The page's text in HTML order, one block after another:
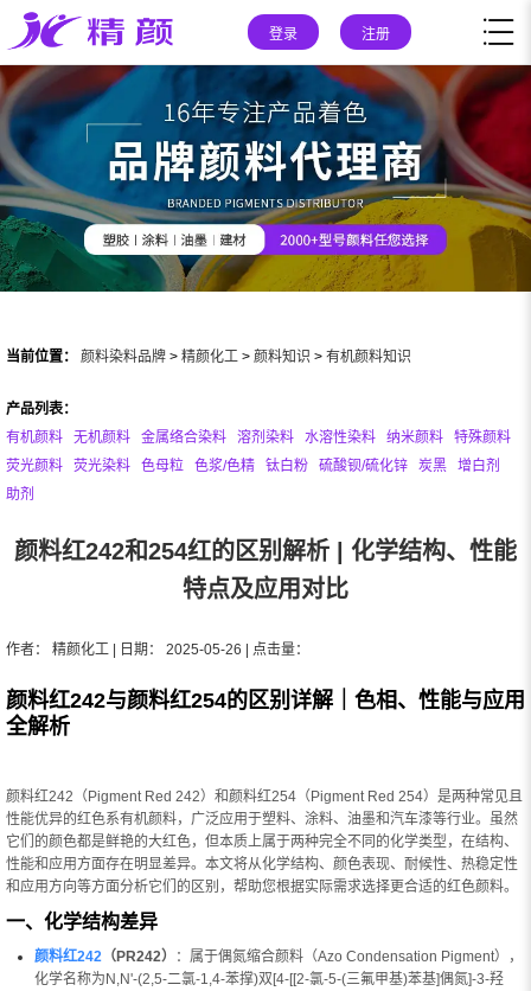
登录 注册
当前位置： 颜料染料品牌 > 精颜化工 > 颜料知识 > 有机颜料知识
产品列表：
有机颜料
无机颜料 金属络合染料 溶剂染料 水溶性染料 纳米颜料
特殊颜料
荧光颜料
荧光染料 色母粒 色浆/色精 钛白粉 硫酸钡/硫化锌 炭黑
增白剂
助剂
颜料红242和254红的区别解析 | 化学结构、性能
特点及应用对比
作者： 精颜化工 | 日期： 2025-05-26 | 点击量：
颜料红242与颜料红254的区别详解｜色相、性能与应用
全解析
颜料红242（Pigment Red 242）和颜料红254（Pigment Red 254）是两种常见且
性能优异的红色系有机颜料，广泛应用于塑料、涂料、油墨和汽车漆等行业。虽然
它们的颜色都是鲜艳的大红色，但本质上属于两种完全不同的化学类型，在结构、
性能和应用方面存在明显差异。本文将从化学结构、颜色表现、耐候性、热稳定性
和应用方向等方面分析它们的区别，帮助您根据实际需求选择更合适的红色颜料。
一、化学结构差异
颜料红242 （PR242）
：属于偶氮缩合颜料（Azo Condensation Pigment），
化学名称为N,N'-(2,5-二氯-1,4-苯撑)双[4-[[2-氯-5-(三氟甲基)苯基]偶氮]-3-羟